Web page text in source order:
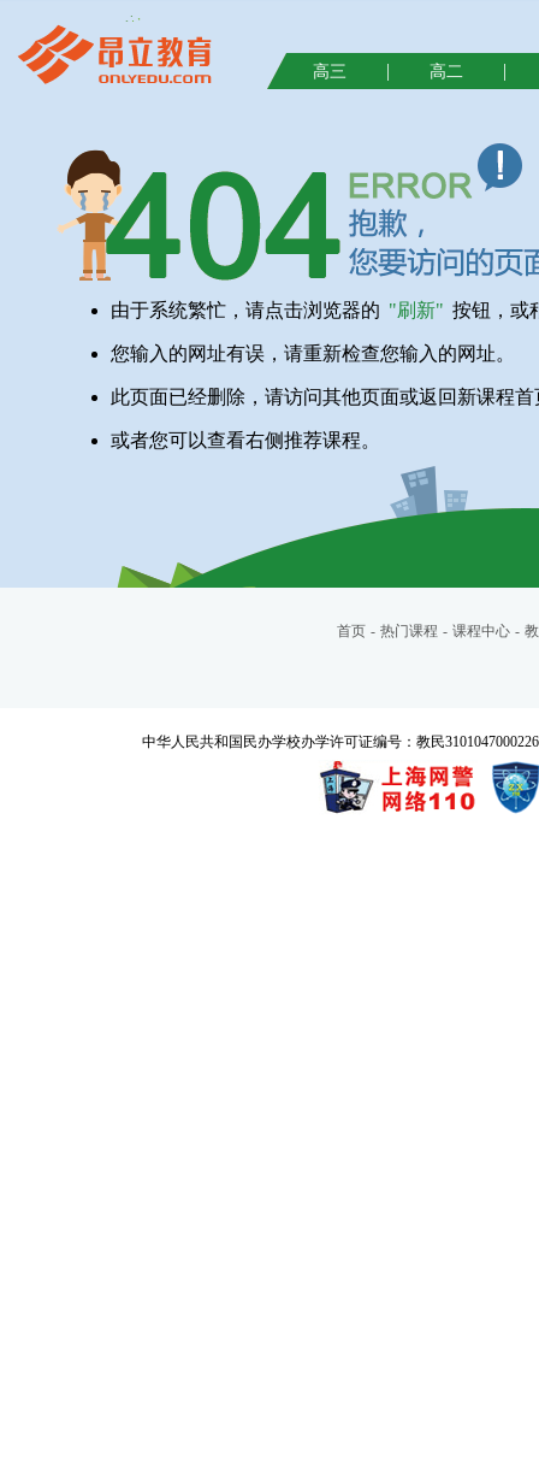
高三 | 高二 |
由于系统繁忙，请点击浏览器的 "刷新" 按钮，或
您输入的网址有误，请重新检查您输入的网址。
此页面已经删除，请访问其他页面或返回新课程首
或者您可以查看右侧推荐课程。
首页 - 热门课程 - 课程中心 -
中华人民共和国民办学校办学许可证编号：教民